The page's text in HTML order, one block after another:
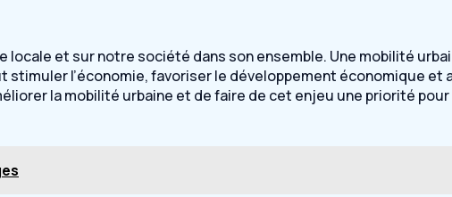
locale et sur notre société dans son ensemble. Une mobilité
l’économie, favoriser le développement économique
la mobilité urbaine et de faire de cet enjeu une priorité